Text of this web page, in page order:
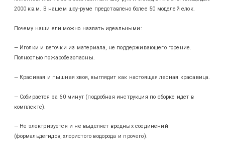
2000 кв.м. В нашем шоу-руме представлено более 50 моделей елок.
Почему наши ели можно назвать идеальными:
— Иголки и веточки из материала, не поддерживающего горение.
Полностью пожаробезопасны.
— Красивая и пышная хвоя, выглядит как настоящая лесная красавица.
— Собирается за 60 минут (подробная инструкция по сборке идет в
комплекте).
— Не электризуется и не выделяет вредных соединений
(формальдегидов, хлористого водорода и прочего).